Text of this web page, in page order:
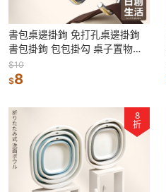
書包桌邊掛鉤 免打孔桌邊掛鉤
書包掛鉤 包包掛勾 桌子置物鉤
桌邊掛勾 背包專用 免釘掛勾
$10
$8
8
折